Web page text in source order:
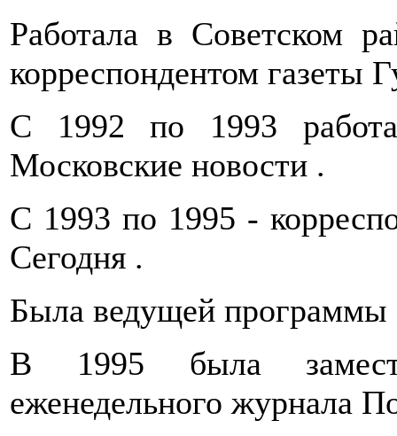
Работала в Советском
корреспондентом газеты
С 1992 по 1993
Московские новости .
С 1993 по 1995 -
Сегодня .
Была ведущей программы
В 1995 была
еженедельного журнала